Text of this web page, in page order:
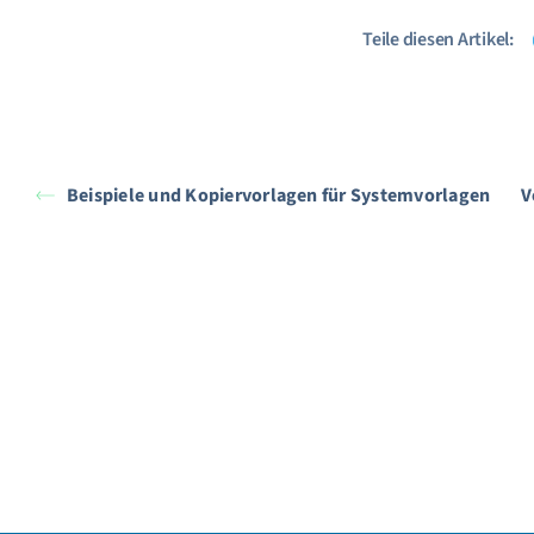
Teile diesen Artikel:
Beispiele und Kopiervorlagen für Systemvorlagen